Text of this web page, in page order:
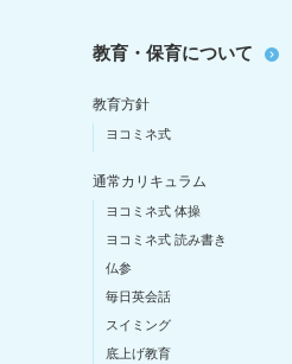
教育・保育について
教育方針
ヨコミネ式
通常カリキュラム
ヨコミネ式 体操
ヨコミネ式 読み書き
仏参
毎日英会話
スイミング
底上げ教育